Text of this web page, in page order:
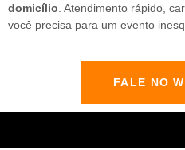
domicílio . Atendimento rápido,
você precisa para um evento
FALE NO